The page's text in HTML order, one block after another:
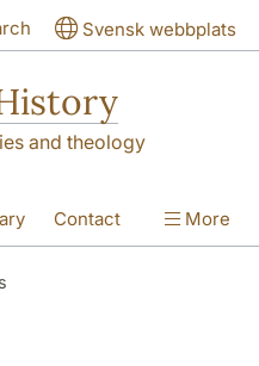
Svensk webbplats
and theology
Contact More